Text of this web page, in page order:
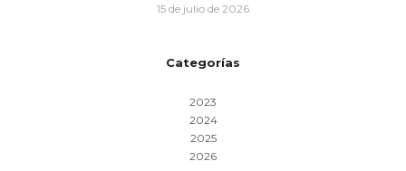
15 de julio de 2026
Categorías
2023
2024
2025
2026